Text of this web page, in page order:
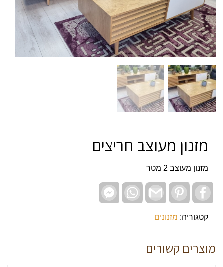
מזנון מעוצב חריצים
מזנון מעוצב 2 מטר
Facebook
Pinterest
Gmail
WhatsApp
Facebook
Messenger
קטגוריה: מזנונים
מוצרים קשורים